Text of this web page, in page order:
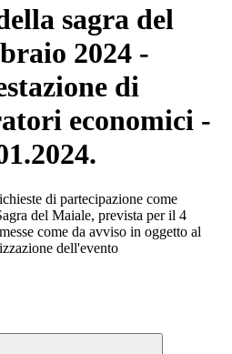
sagra del
2024 -
di
economici -
di partecipazione come
del Maiale, prevista per il 4
come da avviso in oggetto al
dell'evento